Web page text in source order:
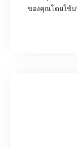
ของคุณโดยใช้บ